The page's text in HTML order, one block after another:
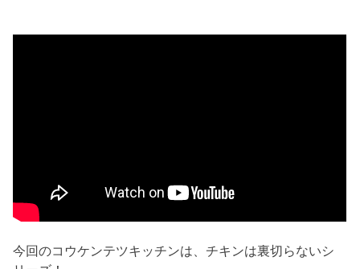
今回のコウケンテツキッチンは、チキンは裏切らないシ